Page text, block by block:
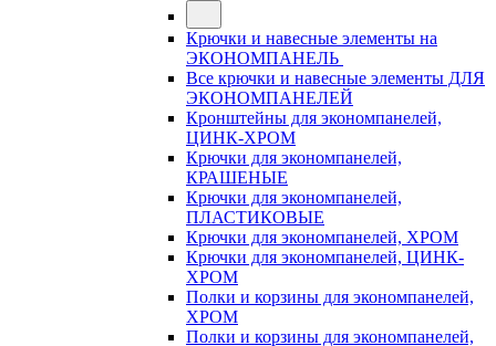
Крючки и навесные элементы на
ЭКОНОМПАНЕЛЬ
Все крючки и навесные элементы ДЛЯ
ЭКОНОМПАНЕЛЕЙ
Кронштейны для экономпанелей,
ЦИНК-ХРОМ
Крючки для экономпанелей,
КРАШЕНЫЕ
Крючки для экономпанелей,
ПЛАСТИКОВЫЕ
Крючки для экономпанелей, ХРОМ
Крючки для экономпанелей, ЦИНК-
ХРОМ
Полки и корзины для экономпанелей,
ХРОМ
Полки и корзины для экономпанелей,